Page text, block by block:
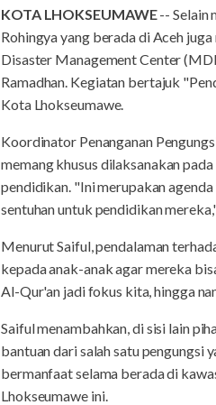
KOTA LHOKSEUMAWE-- Selain
Rohingya yang berada di Aceh
Disaster Management Center
Ramadhan. Kegiatan bertajuk
Kota Lhokseumawe.
Koordinator Penanganan
memang khusus dilaksanakan
pendidikan. "Ini merupakan
sentuhan untuk pendidikan
Menurut Saiful, pendalaman
kepada anak-anak agar mereka
Al-Qur'an jadi fokus kita, hingga
Saiful menambahkan, di sisi lain
bantuan dari salah satu pengungsi
bermanfaat selama berada di
Lhokseumawe ini.